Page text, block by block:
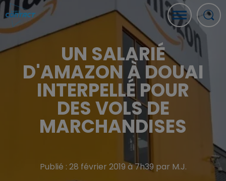
UN SALARIÉ
D'AMAZON À DOUAI
INTERPELLÉ POUR
DES VOLS DE
MARCHANDISES
Publié : 28 février 2019 à 7h39 par M.J.